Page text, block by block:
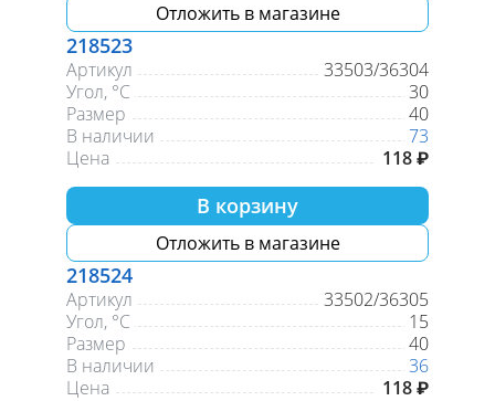
Отложить в магазине
218523
Артикул
33503/36304
Угол, °С
30
Размер
40
В наличии
73
Цена
118 ₽
В корзину
Отложить в магазине
218524
Артикул
33502/36305
Угол, °С
15
Размер
40
В наличии
36
Цена
118 ₽